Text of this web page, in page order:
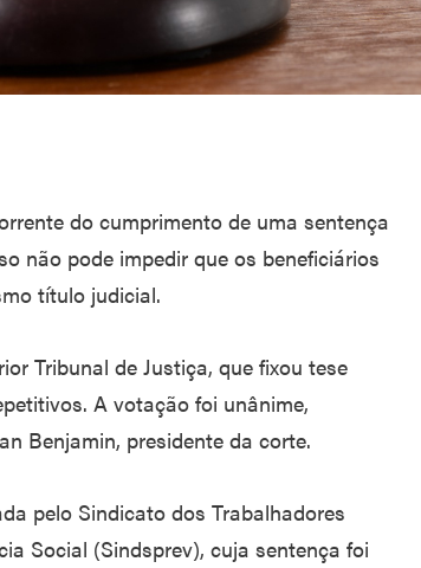
do cumprimento de uma sentença
não pode impedir que os beneficiários
título judicial.
Tribunal de Justiça, que fixou tese
A votação foi unânime,
Benjamin, presidente da corte.
pelo Sindicato dos Trabalhadores
Social (Sindsprev), cuja sentença foi